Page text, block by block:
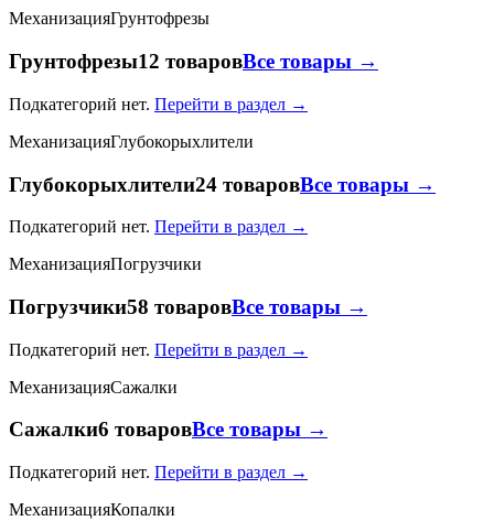
МеханизацияГрунтофрезы
Грунтофрезы12 товаровВсе товары →
Подкатегорий нет. Перейти в раздел →
МеханизацияГлубокорыхлители
Глубокорыхлители24 товаровВсе товары →
Подкатегорий нет. Перейти в раздел →
МеханизацияПогрузчики
Погрузчики58 товаровВсе товары →
Подкатегорий нет. Перейти в раздел →
МеханизацияСажалки
Сажалки6 товаровВсе товары →
Подкатегорий нет. Перейти в раздел →
МеханизацияКопалки